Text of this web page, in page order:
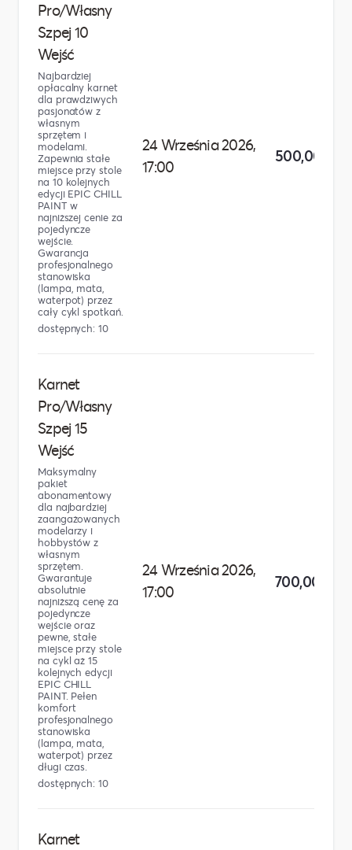
Pro/Własny
Szpej 10
Wejść
Najbardziej
opłacalny karnet
dla prawdziwych
pasjonatów z
własnym
sprzętem i
modelami.
Zapewnia stałe
miejsce przy stole
na 10 kolejnych
edycji EPIC CHILL
PAINT w
najniższej cenie za
pojedyncze
wejście.
Gwarancja
profesjonalnego
stanowiska
(lampa, mata,
waterpot) przez
cały cykl spotkań.
dostępnych: 10
24 Września 2026,
17:00
500,00 zł
Karnet
Pro/Własny
Szpej 15
Wejść
Maksymalny
pakiet
abonamentowy
dla najbardziej
zaangażowanych
modelarzy i
hobbystów z
własnym
sprzętem.
Gwarantuje
absolutnie
najniższą cenę za
pojedyncze
wejście oraz
pewne, stałe
miejsce przy stole
na cykl aż 15
kolejnych edycji
EPIC CHILL
PAINT. Pełen
komfort
profesjonalnego
stanowiska
(lampa, mata,
waterpot) przez
długi czas.
dostępnych: 10
24 Września 2026,
17:00
700,00 zł
Karnet